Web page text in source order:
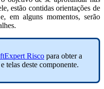
estão contidas orientações de
em alguns momentos, serão
Risco para obter a
telas deste componente.